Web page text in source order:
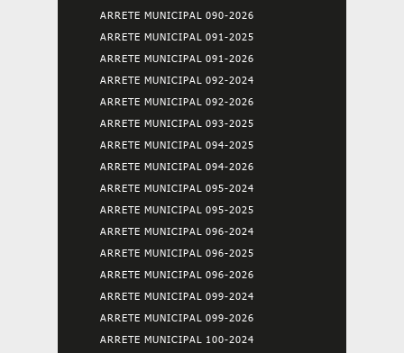
ARRETE MUNICIPAL 090-2026
ARRETE MUNICIPAL 091-2025
ARRETE MUNICIPAL 091-2026
ARRETE MUNICIPAL 092-2024
ARRETE MUNICIPAL 092-2026
ARRETE MUNICIPAL 093-2025
ARRETE MUNICIPAL 094-2025
ARRETE MUNICIPAL 094-2026
ARRETE MUNICIPAL 095-2024
ARRETE MUNICIPAL 095-2025
ARRETE MUNICIPAL 096-2024
ARRETE MUNICIPAL 096-2025
ARRETE MUNICIPAL 096-2026
ARRETE MUNICIPAL 099-2024
ARRETE MUNICIPAL 099-2026
ARRETE MUNICIPAL 100-2024